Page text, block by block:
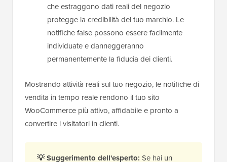
che estraggono dati reali del negozio
protegge la credibilità del tuo marchio. Le
notifiche false possono essere facilmente
individuate e danneggeranno
permanentemente la fiducia dei clienti.
Mostrando attività reali sul tuo negozio, le notifiche di
vendita in tempo reale rendono il tuo sito
WooCommerce più attivo, affidabile e pronto a
convertire i visitatori in clienti.
💡 Suggerimento dell'esperto: Se hai un